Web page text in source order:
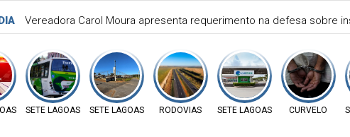
Vereadora Carol Moura apresenta requerimento na defesa sobre
SETE LAGOAS SETE LAGOAS RODOVIAS SETE LAGOAS CURVELO